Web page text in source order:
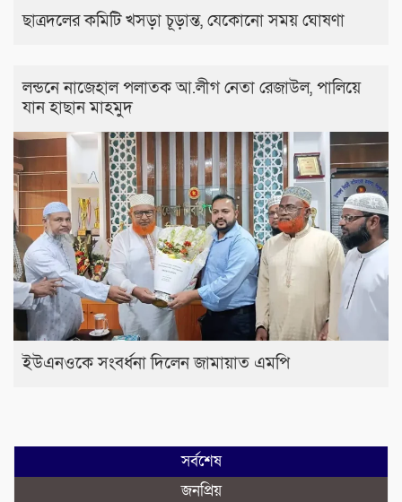
ছাত্রদলের কমিটি খসড়া চূড়ান্ত, যেকোনো সময় ঘোষণা
লন্ডনে নাজেহাল পলাতক আ.লীগ নেতা রেজাউল, পালিয়ে
যান হাছান মাহমুদ
ইউএনওকে সংবর্ধনা দিলেন জামায়াত এমপি
সর্বশেষ
জনপ্রিয়